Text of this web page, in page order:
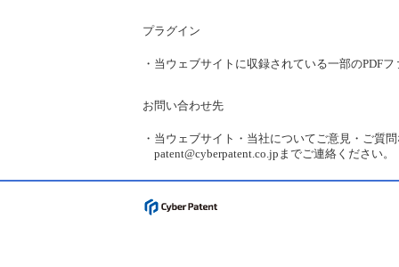
プラグイン
・ 当ウェブサイトに収録されている一部のPDF
お問い合わせ先
・ 当ウェブサイト・当社についてご意見・ご質
patent@cyberpatent.co.jp までご連絡ください。